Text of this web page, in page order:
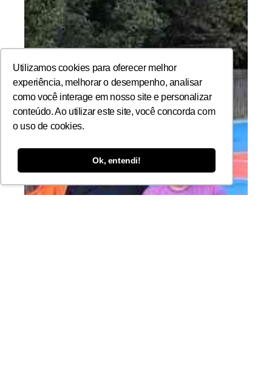
Utilizamos cookies para oferecer melhor
experiência, melhorar o desempenho, analisar
como você interage em nosso site e personalizar
conteúdo. Ao utilizar este site, você concorda com
o uso de cookies.
Ok, entendi!